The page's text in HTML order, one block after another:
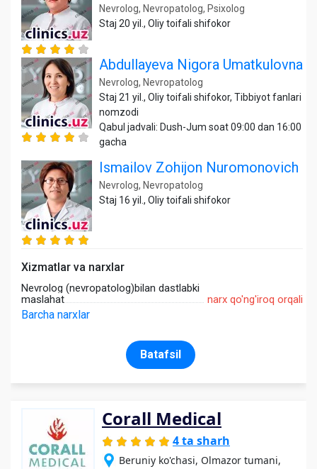
Nevrolog, Nevropatolog, Psixolog
Staj 20 yil., Oliy toifali shifokor
Abdullayeva Nigora Umatkulovna
Nevrolog, Nevropatolog
Staj 21 yil., Oliy toifali shifokor, Tibbiyot fanlari
nomzodi
Qabul jadvali: Dush-Jum soat 09:00 dan 16:00
gacha
Ismailov Zohijon Nuromonovich
Nevrolog, Nevropatolog
Staj 16 yil., Oliy toifali shifokor
Xizmatlar va narxlar
Nevrolog (nevropatolog)bilan dastlabki
maslahat
narx qo'ng'iroq orqali
Barcha narxlar
Batafsil
Corall Medical
4 ta sharh
Beruniy ko'chasi, Olmazor tumani,